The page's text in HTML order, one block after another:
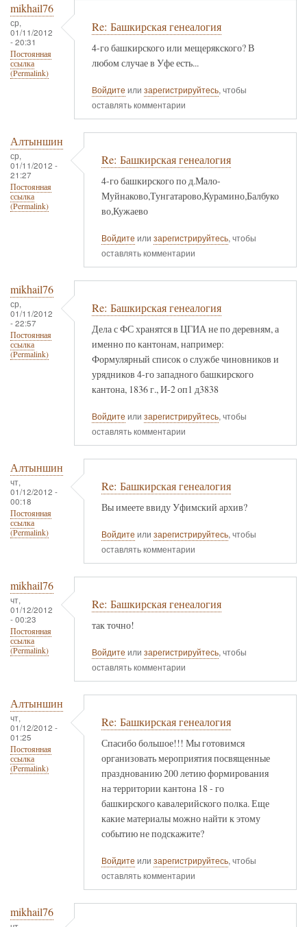
mikhail76
ср,
01/11/2012
- 20:31
Постоянная
ссылка
(Permalink)
Re: Башкирская генеалогия
4-го башкирского или мещерякского? В
любом случае в Уфе есть...
Войдите или зарегистрируйтесь, чтобы
оставлять комментарии
Алтыншин
ср,
01/11/2012 -
21:27
Постоянная
ссылка
(Permalink)
Re: Башкирская генеалогия
4-го башкирского по д.Мало-
Муйнаково,Тунгатарово,Курамино,Балбуко
во,Кужаево
Войдите или зарегистрируйтесь, чтобы
оставлять комментарии
mikhail76
ср,
01/11/2012
- 22:57
Постоянная
ссылка
(Permalink)
Re: Башкирская генеалогия
Дела с ФС хранятся в ЦГИА не по деревням, а
именно по кантонам, например:
Формулярный список о службе чиновников и
урядников 4-го западного башкирского
кантона, 1836 г., И-2 оп1 д3838
Войдите или зарегистрируйтесь, чтобы
оставлять комментарии
Алтыншин
чт,
01/12/2012 -
00:18
Постоянная
ссылка
(Permalink)
Re: Башкирская генеалогия
Вы имеете ввиду Уфимский архив?
Войдите или зарегистрируйтесь, чтобы
оставлять комментарии
mikhail76
чт,
01/12/2012
- 00:23
Постоянная
ссылка
(Permalink)
Re: Башкирская генеалогия
так точно!
Войдите или зарегистрируйтесь, чтобы
оставлять комментарии
Алтыншин
чт,
01/12/2012 -
01:25
Постоянная
ссылка
(Permalink)
Re: Башкирская генеалогия
Спасибо большое!!! Мы готовимся
организовать мероприятия посвященные
празднованию 200 летию формирования
на территории кантона 18 - го
башкирского кавалерийского полка. Еще
какие материалы можно найти к этому
событию не подскажите?
Войдите или зарегистрируйтесь, чтобы
оставлять комментарии
mikhail76